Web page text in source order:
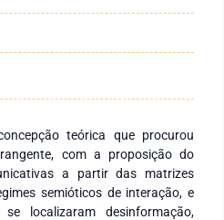
teórica que procurou
com a proposição do
a partir das matrizes
semióticos de interação, e
localizaram desinformação,